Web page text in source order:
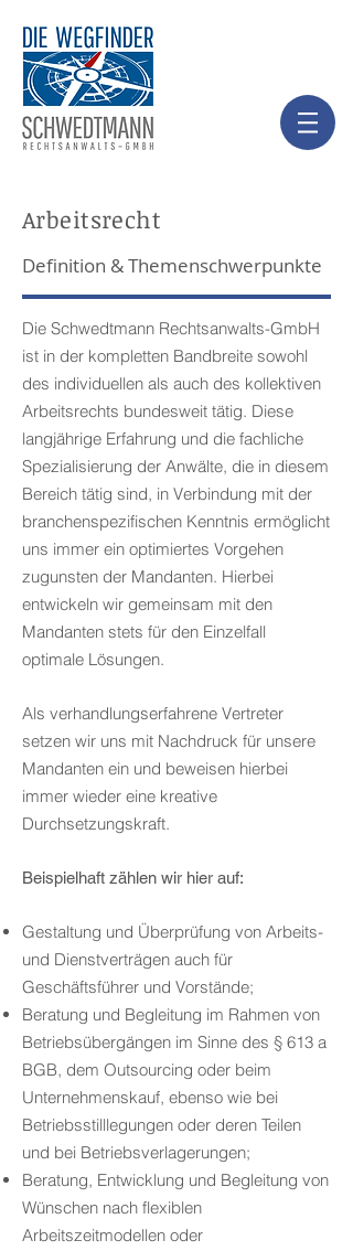
Die Schwedtmann Rechtsanwalts-GmbH
ist in der kompletten Bandbreite sowohl
des individuellen als auch des kollektiven
Arbeitsrechts bundesweit tätig. Diese
langjährige Erfahrung und die fachliche
Spezialisierung der Anwälte, die in diesem
Bereich tätig sind, in Verbindung mit der
branchenspezifischen Kenntnis ermöglicht
uns immer ein optimiertes Vorgehen
zugunsten der Mandanten. Hierbei
entwickeln wir gemeinsam mit den
Mandanten stets für den Einzelfall
optimale Lösungen.
Als verhandlungserfahrene Vertreter
setzen wir uns mit Nachdruck für unsere
Mandanten ein und beweisen hierbei
immer wieder eine kreative
Durchsetzungskraft.
Beispielhaft zählen wir hier auf:
Gestaltung und Überprüfung von Arbeits-
und Dienstverträgen auch für
Geschäftsführer und Vorstände;
Beratung und Begleitung im Rahmen von
Betriebsübergängen im Sinne des § 613 a
BGB, dem Outsourcing oder beim
Unternehmenskauf, ebenso wie bei
Betriebsstilllegungen oder deren Teilen
und bei Betriebsverlagerungen;
Beratung, Entwicklung und Begleitung von
Wünschen nach flexiblen
Arbeitszeitmodellen oder
Arbeitsrecht
Definition & Themenschwerpunkte